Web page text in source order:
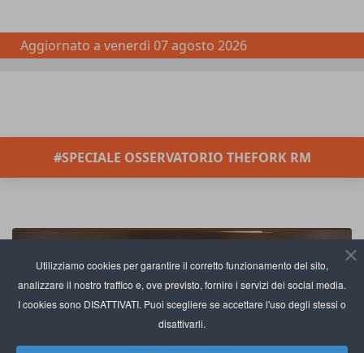
Utilizziamo cookies per garantire il corretto funzionamento del sito,
analizzare il nostro traffico e, ove previsto, fornire i servizi dei social media.
I cookies sono DISATTIVATI. Puoi scegliere se accettare l'uso degli stessi o
disattivarli.
Aggiornato a venerdì 07 agosto 2026
#SPECIALE OSSERVATORIO THEFORK RM